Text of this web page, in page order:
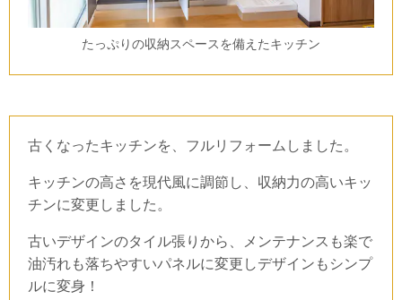
たっぷりの収納スペースを備えたキッチン
古くなったキッチンを、フルリフォームしました。
キッチンの高さを現代風に調節し、収納力の高いキッ
チンに変更しました。
古いデザインのタイル張りから、メンテナンスも楽で
油汚れも落ちやすいパネルに変更しデザインもシンプ
ルに変身！